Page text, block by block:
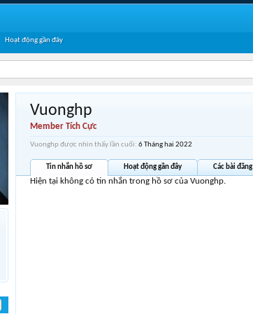
Vuonghp
Member Tích Cực
Vuonghp được nhìn thấy lần cuối: 6 Tháng hai 2022
Tin nhắn hồ sơ Hoạt động gần đây Các bài đăng
Hiện tại không có tin nhắn trong hồ sơ của Vuonghp.
Hoạt động gần đây